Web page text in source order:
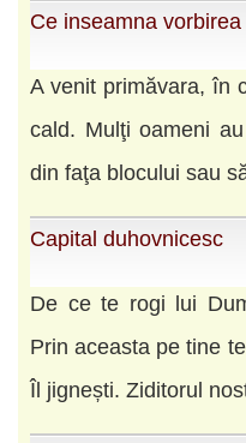
Ce inseamna
A venit primăvara, în
cald. Mulţi oameni
din faţa blocului sau
Capital duhovnicesc
De ce te rogi lui
Prin aceasta pe tine
Îl jignești. Ziditorul